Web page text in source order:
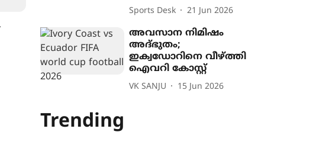
Sports Desk 21 Jun 2026
അവസാന നിമിഷം
അദ്ഭുതം;
ഇക്വഡോറിനെ വീഴ്ത്തി
ഐവറി കോസ്റ്റ്
VK SANJU 15 Jun 2026
Trending